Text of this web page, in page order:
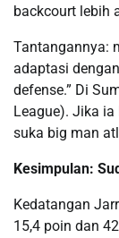
backcourt lebih
Tantangannya:
adaptasi
defense.” Di
League). Jika
suka big man
Kesimpulan:
Kedatangan
15,4 poin dan